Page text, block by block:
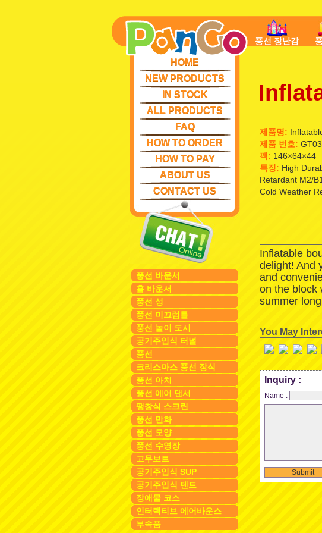
HOME
NEW PRODUCTS
IN STOCK
ALL PRODUCTS
FAQ
HOW TO ORDER
HOW TO PAY
ABOUT US
CONTACT US
풍선 바운서
홈 바운서
풍선 성
풍선 미끄럼틀
풍선 놀이 도시
공기주입식 터널
풍선
크리스마스 풍선 장식
풍선 아치
풍선 에어 댄서
팽창식 스크린
풍선 만화
풍선 모양
풍선 수영장
고무보트
공기주입식 SUP
공기주입식 텐트
장애물 코스
인터랙티브 에어바운스
부속품
풍선 장난감
제품명:
제품 번호:
팩: 146×64×44
특징: High
Retardant M2/
Cold Weather
Inflatable
delight! And
and
on the block
summer
You May
Inquiry :
Name :
Submit